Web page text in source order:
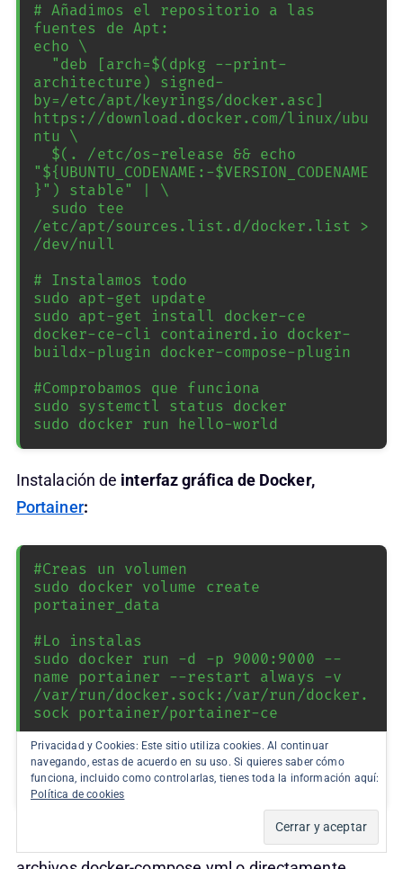
# Añadimos el repositorio a las
fuentes de Apt:
echo \
architecture) signed-
by=/etc/apt/keyrings/docker.asc]
https://download.docker.com/linux/ubu
ntu \
"${UBUNTU_CODENAME:-$VERSION_CODENAME
}") stable" | \
/etc/apt/sources.list.d/docker.list >
/dev/null
# Instalamos todo
sudo apt-get update
sudo apt-get install docker-ce
docker-ce-cli containerd.io docker-
buildx-plugin docker-compose-plugin
#Comprobamos que funciona
sudo systemctl status docker
sudo docker run hello-world
Instalación de interfaz gráfica de Docker,
Portainer:
#Creas un volumen
sudo docker volume create
portainer_data
#Lo instalas
sudo docker run -d -p 9000:9000 --
name portainer --restart always -v
/var/run/docker.sock:/var/run/docker.
sock portainer/portainer-ce
#Accedes
http://localhost:9000
Y ya podríamos ponernos a instalar apps con
Privacidad y Cookies: Este sitio utiliza cookies. Al continuar
navegando, estas de acuerdo en su uso. Si quieres saber cómo
funciona, incluido como controlarlas, tienes toda la información aquí:
Política de cookies